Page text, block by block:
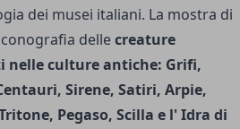
dei musei italiani. La mostra di
dellecreature
nelle culture antiche: Grifi,
Sirene, Satiri, Arpie,
Pegaso, Scilla e l' Idra di